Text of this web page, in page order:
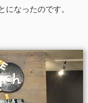
なったのです。